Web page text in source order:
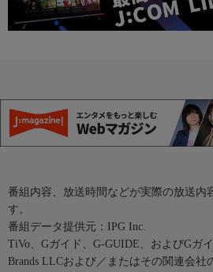
番組内容、放送時間などが実際の放送内
す。
番組データ提供元：IPG Inc.
TiVo、Gガイド、G-GUIDE、およびGガ
Brands LLCおよび／またはその関連会社